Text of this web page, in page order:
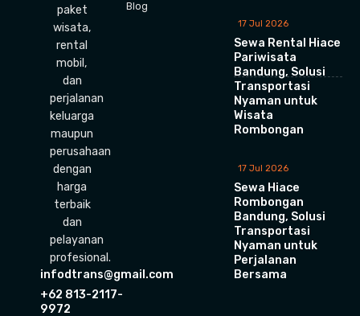
paket
wisata,
rental
mobil,
dan
perjalanan
keluarga
maupun
perusahaan
dengan
harga
terbaik
dan
pelayanan
profesional.
infodtrans@gmail.com
+62 813-2117-
9972
Blog
17 Jul 2026
Sewa Rental Hiace
Pariwisata
Bandung, Solusi
Transportasi
Nyaman untuk
Wisata
Rombongan
17 Jul 2026
Sewa Hiace
Rombongan
Bandung, Solusi
Transportasi
Nyaman untuk
Perjalanan
Bersama